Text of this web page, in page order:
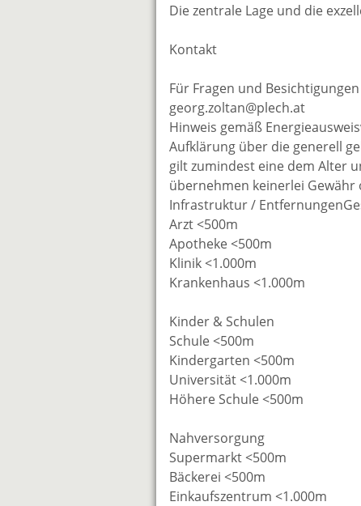
Die zentrale Lage und die
Kontakt
Für Fragen und
georg.zoltan@plech.at
Hinweis gemäß
Aufklärung über die generell
gilt zumindest eine dem Alter
übernehmen keinerlei
Infrastruktur /
Arzt <500m
Apotheke <500m
Klinik <1.000m
Krankenhaus <1.000m
Kinder & Schulen
Schule <500m
Kindergarten <500m
Universität <1.000m
Höhere Schule <500m
Nahversorgung
Supermarkt <500m
Bäckerei <500m
Einkaufszentrum <1.000m